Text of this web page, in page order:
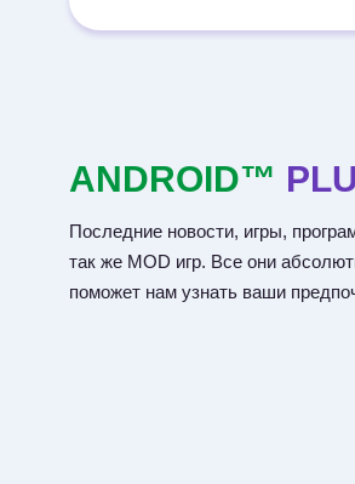
ANDROID™
Последние новости, игры,
так же MOD игр. Все они
поможет нам узнать ваши